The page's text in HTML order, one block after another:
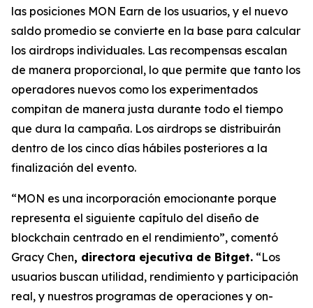
las posiciones MON Earn de los usuarios, y el nuevo
saldo promedio se convierte en la base para calcular
los airdrops individuales. Las recompensas escalan
de manera proporcional, lo que permite que tanto los
operadores nuevos como los experimentados
compitan de manera justa durante todo el tiempo
que dura la campaña. Los airdrops se distribuirán
dentro de los cinco días hábiles posteriores a la
finalización del evento.
“MON es una incorporación emocionante porque
representa el siguiente capítulo del diseño de
blockchain centrado en el rendimiento”, comentó
Gracy Chen, directora ejecutiva de Bitget. “Los
usuarios buscan utilidad, rendimiento y participación
real, y nuestros programas de operaciones y on-